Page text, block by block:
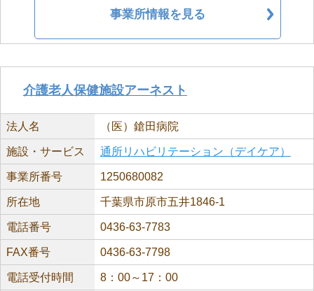
事業所情報を見る
介護老人保健施設アーネスト
法人名 （医）鎗田病院
施設・サービス 通所リハビリテーション（デイケア）
事業所番号 1250680082
所在地 千葉県市原市五井1846-1
電話番号 0436-63-7783
FAX番号 0436-63-7798
電話受付時間 8：00～17：00